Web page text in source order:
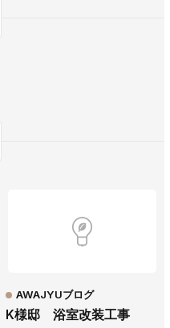
K様邸 浴室改装工事
AWAJYUブログ